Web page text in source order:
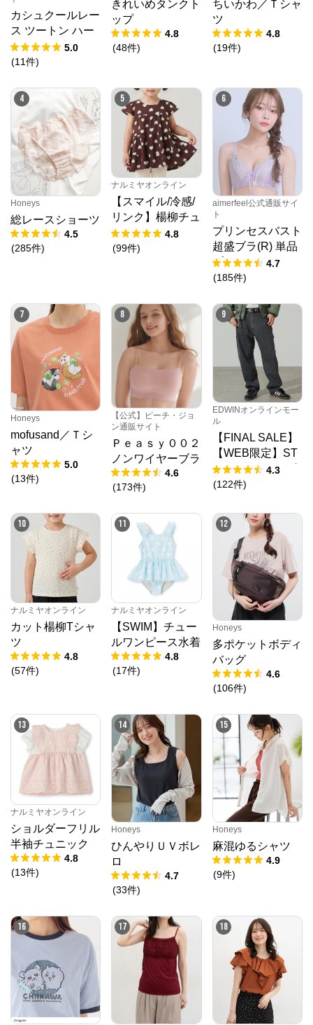
カシュクールレー
ス ツートン ハー
フバックショーツ
5.0
(11件)
きれいめタンクト
ップ
4.8
(48件)
ちいかわ／Ｔシャ
ツ
4.8
(19件)
4
Honeys
総レースショーツ
4.5
(285件)
5
ナルミヤオンライン
【スマイル/冷感/
リンク】楊柳チュ
ニック
4.8
(99件)
6
aimerfeel公式通販サイ
ト
プリンセスバスト
超盛ブラ(R) 単品
ブラジャー4.7
(185件)
7
Honeys
mofusand／Ｔシ
ャツ
5.0
(13件)
8
【公式】ピーチ・ジョ
ン通販サイト
Ｐｅａｓｙ００２
ノンワイヤーブラ
4.6
(173件)
9
EDWINオンラインモー
ル
【FINAL SALE】
【WEB限定】ST
EPMARK ルーズ
ペインターパンツ
4.3
(122件)
10
ナルミヤオンライン
カット楊柳Tシャ
ツ
4.8
(57件)
11
ナルミヤオンライン
【SWIM】チュー
ルワンピース水着
4.8
(17件)
12
Honeys
多ポケットボディ
バッグ
4.6
(106件)
13
ナルミヤオンライン
ショルダーフリル
半袖チュニック
4.8
(13件)
14
Honeys
ひんやりＵＶボレ
ロ
4.7
(33件)
15
Honeys
麻混ゆるシャツ
4.9
(9件)
16 17 18
PMbox ピーアンドエム公式オンラインストア
※外部サイトが開きます
PMbox ピーアンドエム公式オンラインストア
からのコメント
https://onlinestore.pandm.co.jp/shop/